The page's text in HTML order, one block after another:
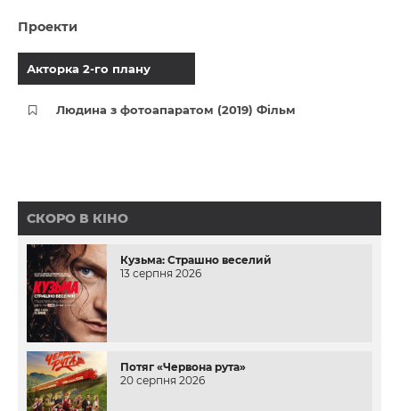
Проекти
Акторка 2-го плану
Людина з фотоапаратом (2019) Фільм
СКОРО В КІНО
Кузьма: Страшно веселий
13 серпня 2026
Потяг «Червона рута»
20 серпня 2026